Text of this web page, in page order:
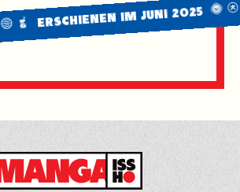
ERSCHIENEN IM JUNI 2025